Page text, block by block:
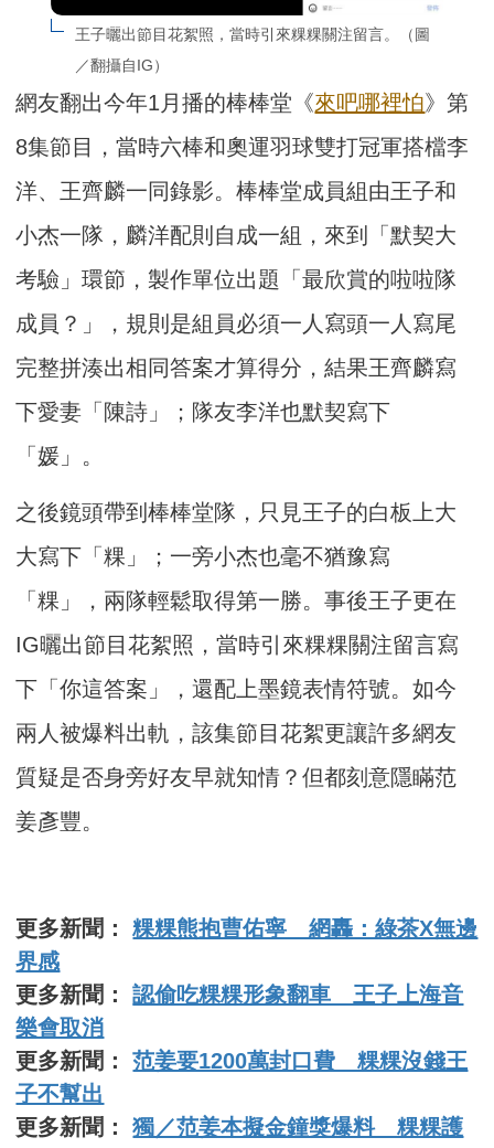
王子曬出節目花絮照，當時引來粿粿關注留言。（圖
／翻攝自IG）
網友翻出今年1月播的棒棒堂《來吧哪裡怕》第
8集節目，當時六棒和奧運羽球雙打冠軍搭檔李
洋、王齊麟一同錄影。棒棒堂成員組由王子和
小杰一隊，麟洋配則自成一組，來到「默契大
考驗」環節，製作單位出題「最欣賞的啦啦隊
成員？」，規則是組員必須一人寫頭一人寫尾
完整拼湊出相同答案才算得分，結果王齊麟寫
下愛妻「陳詩」；隊友李洋也默契寫下
「媛」。
之後鏡頭帶到棒棒堂隊，只見王子的白板上大
大寫下「粿」；一旁小杰也毫不猶豫寫
「粿」，兩隊輕鬆取得第一勝。事後王子更在
IG曬出節目花絮照，當時引來粿粿關注留言寫
下「你這答案」，還配上墨鏡表情符號。如今
兩人被爆料出軌，該集節目花絮更讓許多網友
質疑是否身旁好友早就知情？但都刻意隱瞞范
姜彥豐。
更多新聞：粿粿熊抱曹佑寧 網轟：綠茶X無邊
界感
更多新聞：認偷吃粿粿形象翻車 王子上海音
樂會取消
更多新聞：范姜要1200萬封口費 粿粿沒錢王
子不幫出
更多新聞：獨／范姜本擬金鐘獎爆料 粿粿護